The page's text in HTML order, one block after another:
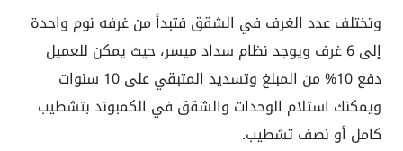
وتختلف عدد الغرف في الشقق فتبدأ من غرفه نوم واحدة
إلى 6 غرف ويوجد نظام سداد ميسر، حيث يمكن للعميل
دفع 10% من المبلغ وتسديد المتبقي على 10 سنوات
ويمكنك استلام الوحدات والشقق في الكمبوند بتشطيب
كامل أو نصف تشطيب.